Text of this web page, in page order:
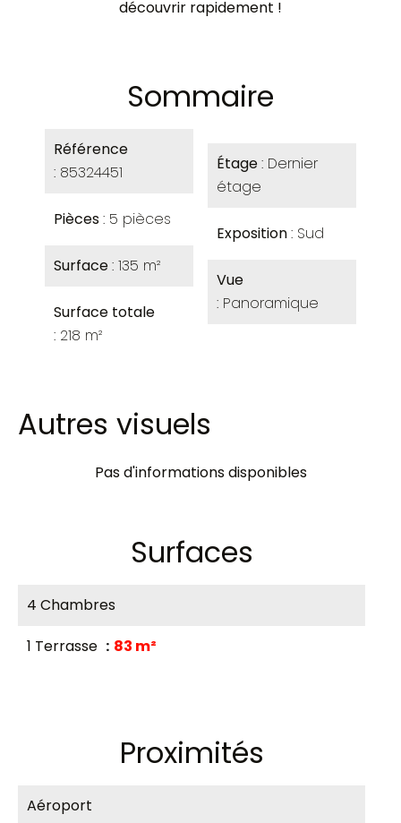
découvrir rapidement !
Sommaire
Référence
85324451
Pièces 5 pièces
Surface 135 m²
Surface totale
218 m²
Étage Dernier
étage
Exposition Sud
Vue
Panoramique
Autres visuels
Pas d'informations disponibles
Surfaces
4 Chambres
1 Terrasse
83 m²
Proximités
Aéroport